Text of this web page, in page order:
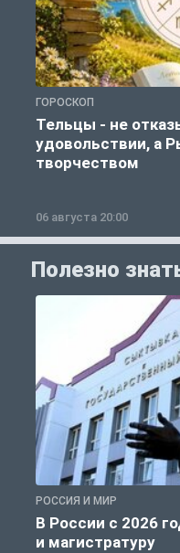
ГОРОСКОП
Тельцы - не
удовольствии, а
творчеством
06 августа 20:00
Полезно
РОССИЯ И МИР
В России с 2026
и магистратуру